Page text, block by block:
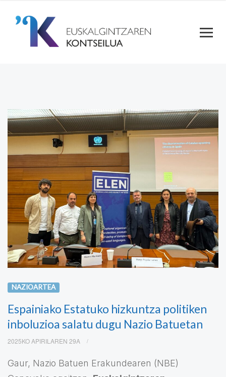
NAZIOARTEA
Espainiako Estatuko hizkuntza politiken
inboluzioa salatu dugu Nazio Batuetan
2025KO APIRILAREN 29A
Gaur, Nazio Batuen Erakundearen (NBE)